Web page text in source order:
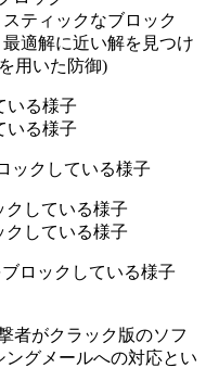
ティックなブロック
適解に近い解を見つけ
用いた防御)
ックしている様子
ロックしている様子
者がクラック版のソフ
ングメールへの対応とい